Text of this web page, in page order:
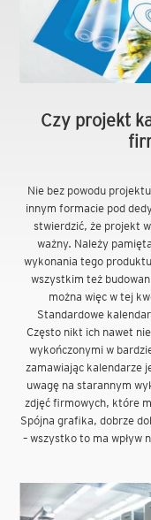
Czy projekt
Nie bez powodu
innym formacie pod
stwierdzić, że projekt
ważny. Należy
wykonania tego
wszystkim też
można więc w tej
Standardowe
Często nikt ich nawet
wykończonymi w
zamawiając kalendarze
uwagę na starannym
zdjęć firmowych, które
Spójna grafika, dobrze
– wszystko to ma